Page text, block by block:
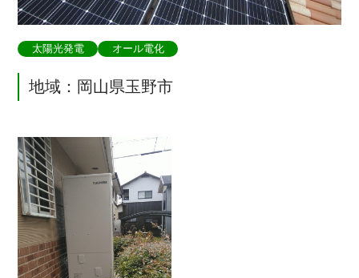
太陽光発電 オール電化
地域：岡山県玉野市